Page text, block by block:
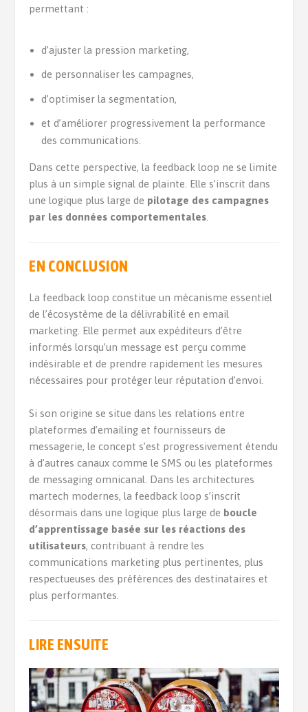
permettant :
d’ajuster la pression marketing,
de personnaliser les campagnes,
d’optimiser la segmentation,
et d’améliorer progressivement la performance
des communications.
Dans cette perspective, la feedback loop ne se limite
plus à un simple signal de plainte. Elle s’inscrit dans
une logique plus large de pilotage des campagnes
par les données comportementales
EN CONCLUSION
La feedback loop constitue un mécanisme essentiel
de l’écosystème de la délivrabilité en email
marketing. Elle permet aux expéditeurs d’être
informés lorsqu’un message est perçu comme
indésirable et de prendre rapidement les mesures
nécessaires pour protéger leur réputation d’envoi.
Si son origine se situe dans les relations entre
plateformes d’emailing et fournisseurs de
messagerie, le concept s’est progressivement étendu
à d’autres canaux comme le SMS ou les plateformes
de messaging omnicanal. Dans les architectures
martech modernes, la feedback loop s’inscrit
désormais dans une logique plus large de boucle
d’apprentissage basée sur les réactions des
utilisateurs, contribuant à rendre les
communications marketing plus pertinentes, plus
respectueuses des préférences des destinataires et
plus performantes.
LIRE ENSUITE